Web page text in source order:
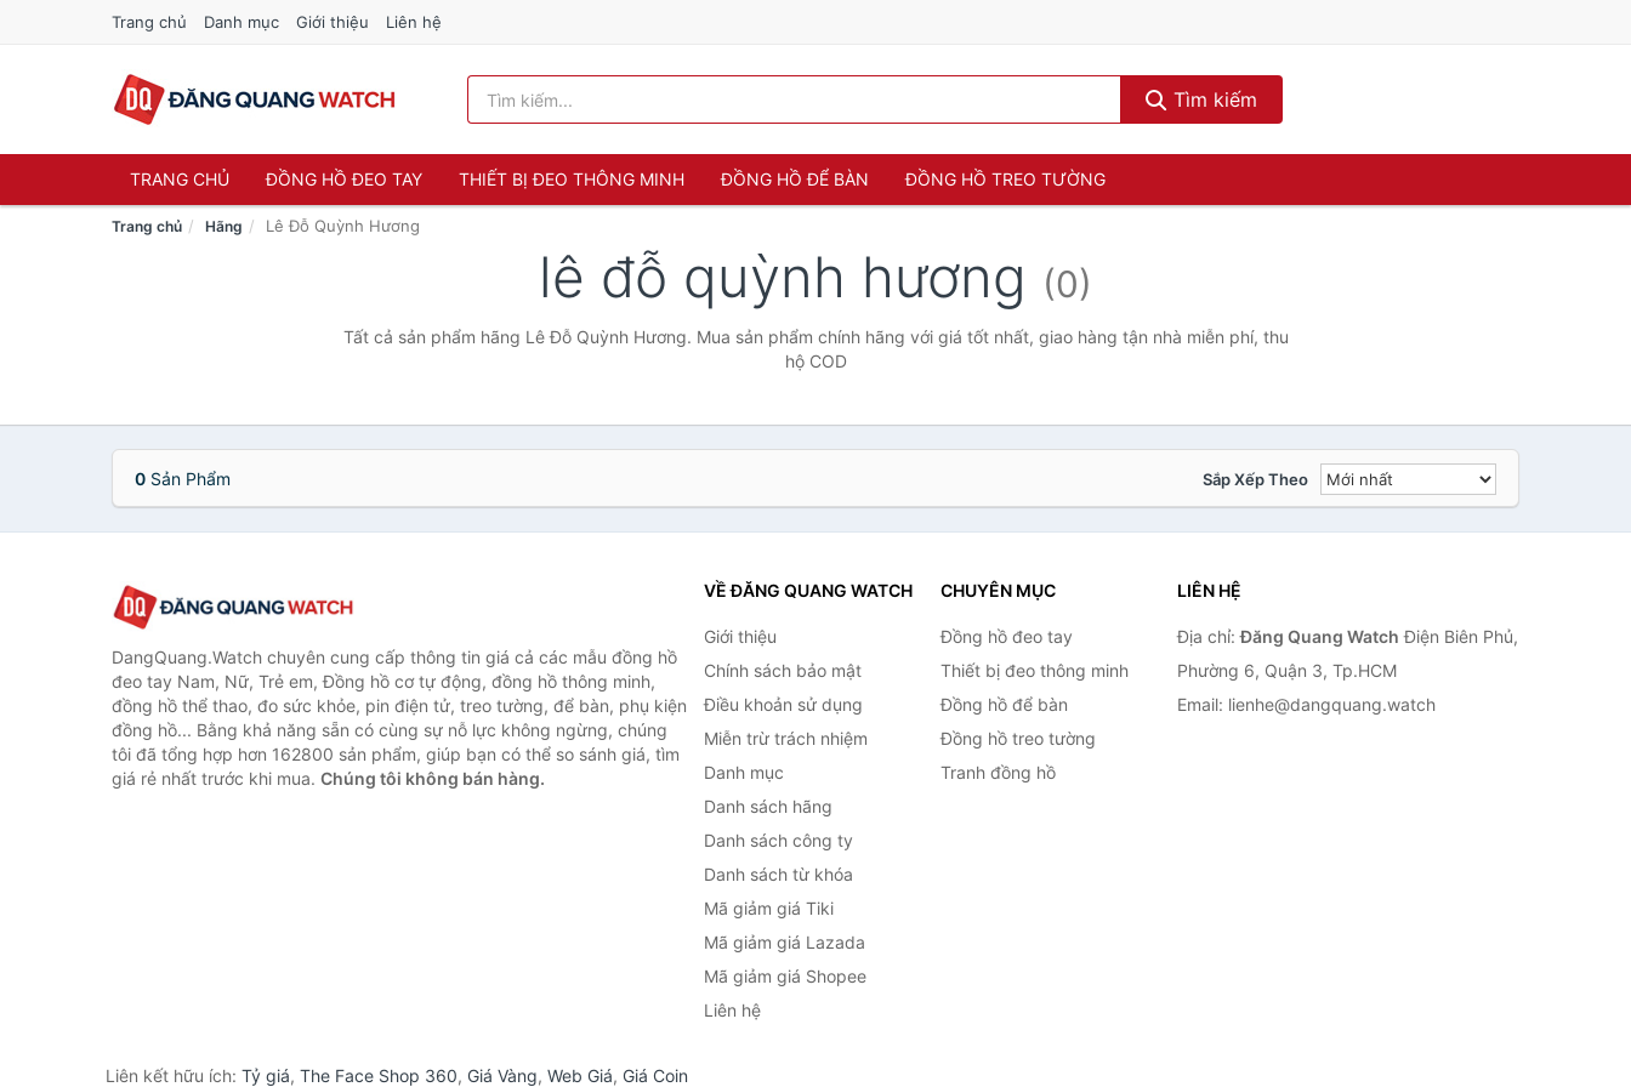
Trang chủ Danh mục Giới thiệu Liên hệ
Tìm kiếm
TRANG CHỦ ĐỒNG HỒ ĐEO TAY THIẾT BỊ ĐEO THÔNG MINH ĐỒNG HỒ ĐỂ BÀN ĐỒNG HỒ TREO TƯỜNG
Trang chủ Hãng Lê Đỗ Quỳnh Hương
lê đỗ quỳnh hương (0)
Tất cả sản phẩm hãng Lê Đỗ Quỳnh Hương. Mua sản phẩm chính hãng với giá tốt nhất, giao hàng tận nhà miễn phí, thu
hộ COD
0 Sản Phẩm Sắp Xếp Theo
DangQuang.Watch chuyên cung cấp thông tin giá cả các mẫu đồng hồ
đeo tay Nam, Nữ, Trẻ em, Đồng hồ cơ tự động, đồng hồ thông minh,
đồng hồ thể thao, đo sức khỏe, pin điện tử, treo tường, để bàn, phụ kiện
đồng hồ... Bằng khả năng sẵn có cùng sự nỗ lực không ngừng, chúng
tôi đã tổng hợp hơn 162800 sản phẩm, giúp bạn có thể so sánh giá, tìm
giá rẻ nhất trước khi mua. Chúng tôi không bán hàng.
VỀ ĐĂNG QUANG WATCH
Giới thiệu
Chính sách bảo mật
Điều khoản sử dụng
Miễn trừ trách nhiệm
Danh mục
Danh sách hãng
Danh sách công ty
Danh sách từ khóa
Mã giảm giá Tiki
Mã giảm giá Lazada
Mã giảm giá Shopee
Liên hệ
CHUYÊN MỤC
Đồng hồ đeo tay
Thiết bị đeo thông minh
Đồng hồ để bàn
Đồng hồ treo tường
Tranh đồng hồ
LIÊN HỆ
Địa chỉ:Đăng Quang Watch Điện Biên Phủ,
Phường 6, Quận 3, Tp.HCM
Email: lienhe@dangquang.watch
Liên kết hữu ích: Tỷ giá, The Face Shop 360, Giá Vàng, Web Giá, Giá Coin